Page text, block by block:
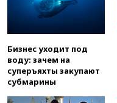
Бизнес уходит под
воду: зачем на
суперъяхты закупают
субмарины